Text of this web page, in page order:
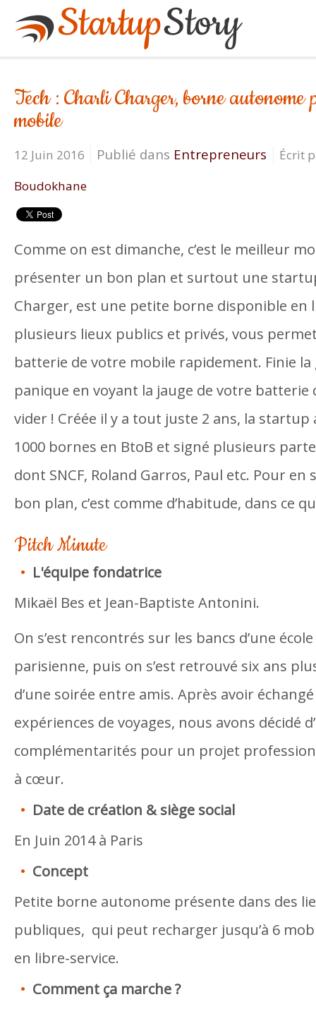
Tech : Charli Charger, borne autonome
mobile
12 Juin 2016 Publié dans Entrepreneurs
Écrit
Boudokhane
Comme on est dimanche, c’est le meilleur
présenter un bon plan et surtout une
Charger, est une petite borne disponible en
plusieurs lieux publics et privés, vous
batterie de votre mobile rapidement. Finie
panique en voyant la jauge de votre batterie
vider ! Créée il y a tout juste 2 ans, la startup
1000 bornes en BtoB et signé plusieurs
dont SNCF, Roland Garros, Paul etc. Pour en
bon plan, c’est comme d’habitude, dans ce
Pitch Minute
L'équipe fondatrice
Mikaël Bes et Jean-Baptiste Antonini.
On s’est rencontrés sur les bancs d’une
parisienne, puis on s’est retrouvé six ans
d’une soirée entre amis. Après avoir
expériences de voyages, nous avons décidé
complémentarités pour un projet
à cœur.
Date de création & siège social
En Juin 2014 à Paris
Concept
Petite borne autonome présente dans des
publiques, qui peut recharger jusqu’à 6
en libre-service.
Comment ça marche ?